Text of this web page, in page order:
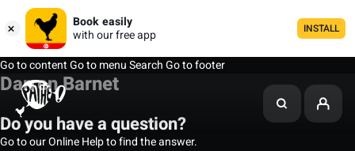
Book easily
with our free app
INSTALL
Go to contentGo to menuSearchGo to footer
Darren Barnet
Do you have a question?
Go to our Online Help to find the answer.